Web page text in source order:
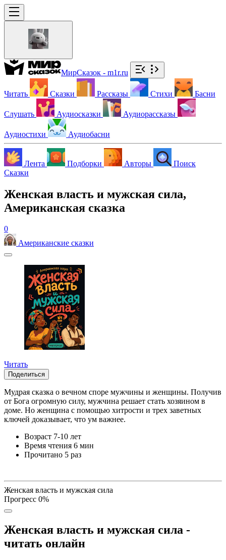
МирСказок - m1r.ru
Читать Сказки Рассказы Стихи Басни
Слушать Аудиосказки Аудиорассказы
Аудиостихи Аудиобасни
Лента Подборки Авторы
Поиск
Сказки
Женская власть и мужская сила,
Американская сказка
0
Американские сказки
Читать
Поделиться
Мудрая сказка о вечном споре мужчины и женщины. Получив
от Бога огромную силу, мужчина решает стать хозяином в
доме. Но женщина с помощью хитрости и трех заветных
ключей доказывает, что ум важнее.
Возраст 7-10 лет
Время чтения 6 мин
Прочитано 5 раз
Женская власть и мужская сила
Прогресс 0%
Женская власть и мужская сила -
читать онлайн